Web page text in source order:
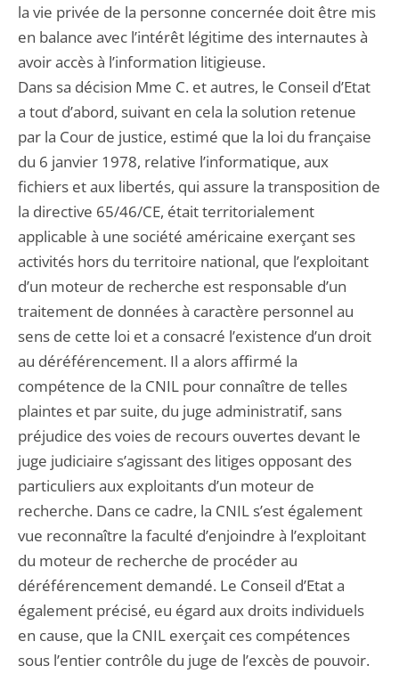
la vie privée de la personne concernée doit être mis
en balance avec l’intérêt légitime des internautes à
avoir accès à l’information litigieuse.
Dans sa décision Mme C. et autres, le Conseil d’Etat
a tout d’abord, suivant en cela la solution retenue
par la Cour de justice, estimé que la loi du française
du 6 janvier 1978, relative l’informatique, aux
fichiers et aux libertés, qui assure la transposition de
la directive 65/46/CE, était territorialement
applicable à une société américaine exerçant ses
activités hors du territoire national, que l’exploitant
d’un moteur de recherche est responsable d’un
traitement de données à caractère personnel au
sens de cette loi et a consacré l’existence d’un droit
au déréférencement. Il a alors affirmé la
compétence de la CNIL pour connaître de telles
plaintes et par suite, du juge administratif, sans
préjudice des voies de recours ouvertes devant le
juge judiciaire s’agissant des litiges opposant des
particuliers aux exploitants d’un moteur de
recherche. Dans ce cadre, la CNIL s’est également
vue reconnaître la faculté d’enjoindre à l’exploitant
du moteur de recherche de procéder au
déréférencement demandé. Le Conseil d’Etat a
également précisé, eu égard aux droits individuels
en cause, que la CNIL exerçait ces compétences
sous l’entier contrôle du juge de l’excès de pouvoir.